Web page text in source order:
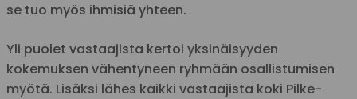
se tuo myös ihmisiä yhteen.
Yli puolet vastaajista kertoi yksinäisyyden
kokemuksen vähentyneen ryhmään osallistumisen
myötä. Lisäksi lähes kaikki vastaajista koki Pilke-